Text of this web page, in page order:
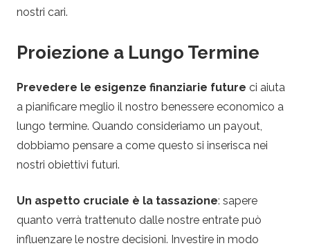
nostri cari.
Proiezione a Lungo Termine
Prevedere le esigenze finanziarie future ci aiuta
a pianificare meglio il nostro benessere economico a
lungo termine. Quando consideriamo un payout,
dobbiamo pensare a come questo si inserisca nei
nostri obiettivi futuri.
Un aspetto cruciale è la tassazione: sapere
quanto verrà trattenuto dalle nostre entrate può
influenzare le nostre decisioni. Investire in modo